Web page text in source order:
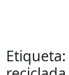
Etiqueta: